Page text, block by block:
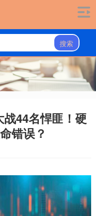
搜索
44名悍匪！硬
错误？